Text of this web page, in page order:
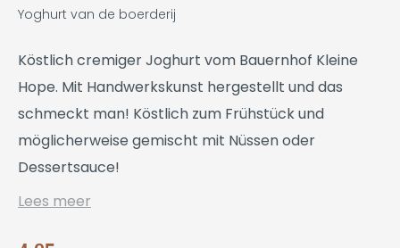
Yoghurt van de boerderij
Köstlich cremiger Joghurt vom Bauernhof Kleine
Hope. Mit Handwerkskunst hergestellt und das
schmeckt man! Köstlich zum Frühstück und
möglicherweise gemischt mit Nüssen oder
Dessertsauce!
Lees meer